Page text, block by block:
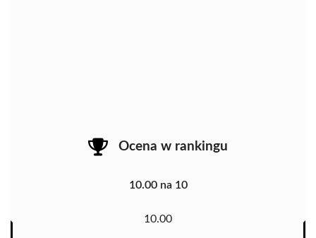
Ocena w rankingu
10.00 na 10
10.00